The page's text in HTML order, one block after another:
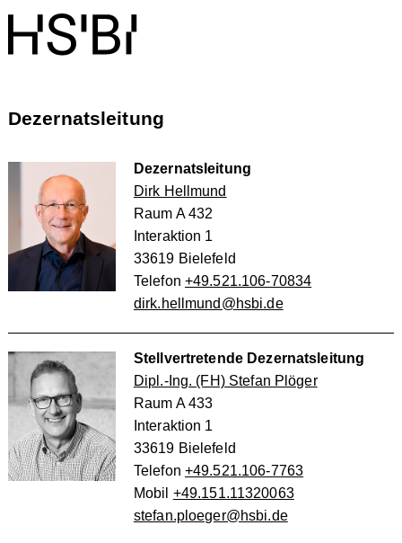
Dezernatsleitung
Dezernatsleitung
Dirk Hellmund
Raum A 432
Interaktion 1
33619 Bielefeld
Telefon +49.521.106-70834
dirk.hellmund@hsbi.de
Stellvertretende Dezernatsleitung
Dipl.-Ing. (FH) Stefan Plöger
Raum A 433
Interaktion 1
33619 Bielefeld
Telefon +49.521.106-7763
Mobil +49.151.11320063
stefan.ploeger@hsbi.de